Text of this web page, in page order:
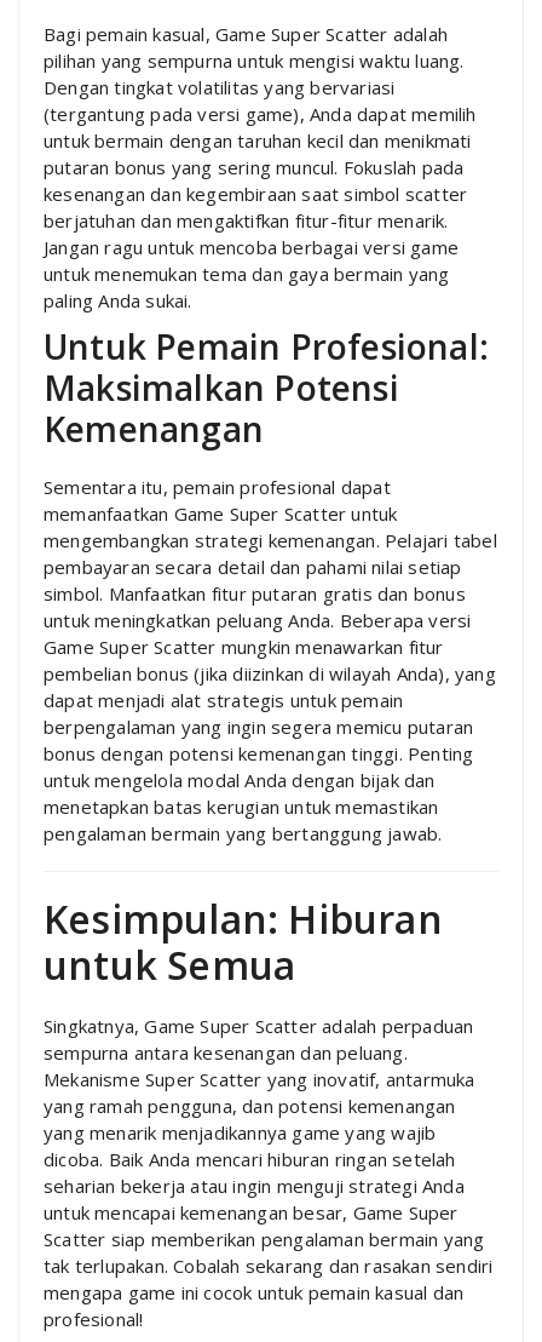
Bagi pemain kasual, Game Super Scatter adalah
pilihan yang sempurna untuk mengisi waktu luang.
Dengan tingkat volatilitas yang bervariasi
(tergantung pada versi game), Anda dapat memilih
untuk bermain dengan taruhan kecil dan menikmati
putaran bonus yang sering muncul. Fokuslah pada
kesenangan dan kegembiraan saat simbol scatter
berjatuhan dan mengaktifkan fitur-fitur menarik.
Jangan ragu untuk mencoba berbagai versi game
untuk menemukan tema dan gaya bermain yang
paling Anda sukai.
Untuk Pemain Profesional:
Maksimalkan Potensi
Kemenangan
Sementara itu, pemain profesional dapat
memanfaatkan Game Super Scatter untuk
mengembangkan strategi kemenangan. Pelajari tabel
pembayaran secara detail dan pahami nilai setiap
simbol. Manfaatkan fitur putaran gratis dan bonus
untuk meningkatkan peluang Anda. Beberapa versi
Game Super Scatter mungkin menawarkan fitur
pembelian bonus (jika diizinkan di wilayah Anda), yang
dapat menjadi alat strategis untuk pemain
berpengalaman yang ingin segera memicu putaran
bonus dengan potensi kemenangan tinggi. Penting
untuk mengelola modal Anda dengan bijak dan
menetapkan batas kerugian untuk memastikan
pengalaman bermain yang bertanggung jawab.
Kesimpulan: Hiburan
untuk Semua
Singkatnya, Game Super Scatter adalah perpaduan
sempurna antara kesenangan dan peluang.
Mekanisme Super Scatter yang inovatif, antarmuka
yang ramah pengguna, dan potensi kemenangan
yang menarik menjadikannya game yang wajib
dicoba. Baik Anda mencari hiburan ringan setelah
seharian bekerja atau ingin menguji strategi Anda
untuk mencapai kemenangan besar, Game Super
Scatter siap memberikan pengalaman bermain yang
tak terlupakan. Cobalah sekarang dan rasakan sendiri
mengapa game ini cocok untuk pemain kasual dan
profesional!